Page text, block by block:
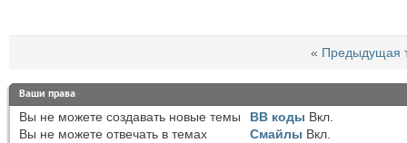
« Предыдущая
Ваши права
Вы не можете создавать новые темы
Вы не можете отвечать в темах
BB коды Вкл.
Смайлы Вкл.